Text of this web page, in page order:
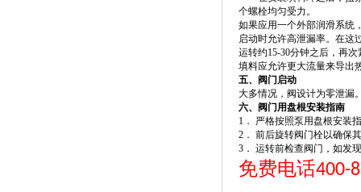
个螺栓均匀受力。
如果应用一个外部润滑系统
启动时允许高泄漏率。在这
运转约15-30分钟之后，再
填料应允许更大流量来导出
五、阀门启动
大多情况，阀设计为零泄漏
六、阀门用盘根安装指南
1． 严格按照泵用盘根安装
2． 前后旋转阀门栓以确保
3． 运转前检查阀门，如发
免费电话400-